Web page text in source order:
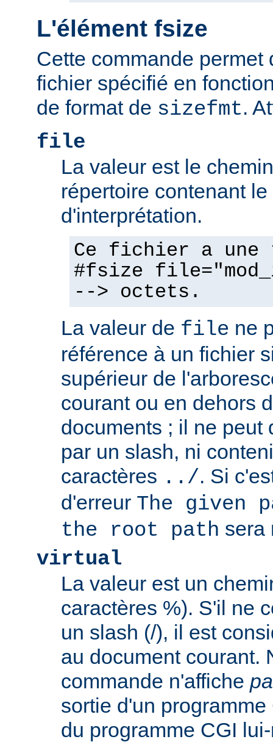
L'élément fsize
Cette commande permet
fichier spécifié en
de format de sizefmt.
file
La valeur est le
répertoire contenant
d'interprétation.
Ce fichier a
#fsize
--> octets.
La valeur de file ne
référence à un fichier
supérieur de
courant ou en dehors
documents ; il ne peut
par un slash, ni
caractères ../. Si
d'erreur The given
the root path sera
virtual
La valeur est un
caractères %). S'il ne
un slash (/), il est
au document courant.
commande n'affiche
sortie d'un
du programme CGI